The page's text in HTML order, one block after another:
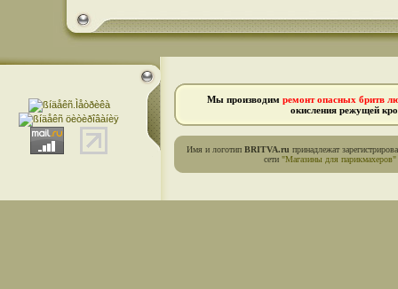
Мы производим ремонт опасных бритв
окисления режущей
Имя и логотип BRITVA.ru принадлежат
сети "Магазины для парикмахеров"